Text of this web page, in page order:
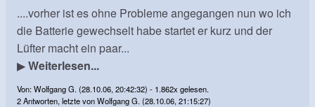
....vorher ist es ohne Probleme angegangen nun wo ich
die Batterie gewechselt habe startet er kurz und der
Lüfter macht ein paar...
▶Weiterlesen...
Von: Wolfgang G. (28.10.06, 20:42:32) - 1.862x gelesen.
2 Antworten, letzte von Wolfgang G. (28.10.06, 21:15:27)